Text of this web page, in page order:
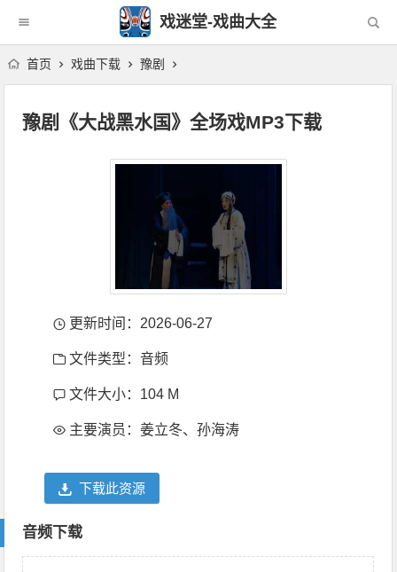
戏迷堂-戏曲大全
首页 戏曲下载 豫剧
豫剧《大战黑水国》全场戏MP3下载
更新时间：2026-06-27
文件类型：音频
文件大小：104 M
主要演员：姜立冬、孙海涛
下载此资源
音频下载